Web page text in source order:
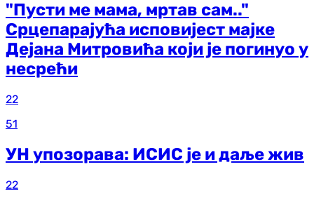
"Пусти ме мама, мртав сам.."
Срцепарајућа исповијест мајке
Дејана Митровића који је погинуо у
несрећи
22
51
УН упозорава: ИСИС је и даље жив
22